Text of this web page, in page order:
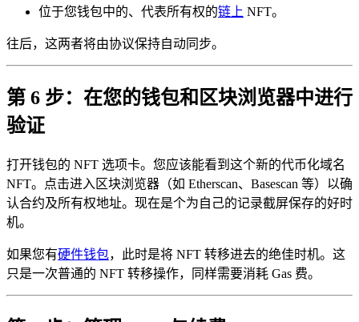
位于您钱包中的、代表所有权的链上 NFT。
往后，这两者将由协议保持自动同步。
第 6 步：在您的钱包和区块浏览器中进行
验证
打开钱包的 NFT 选项卡。您应该能看到这个新的代币化域名
NFT。点击进入区块浏览器（如 Etherscan、Basescan 等）以确
认合约及所有权地址。现在是个为自己的记录截屏保存的好时
机。
如果您有硬件钱包，此时是将 NFT 转移进去的绝佳时机。这
只是一次普通的 NFT 转移操作，同样需要消耗 Gas 费。